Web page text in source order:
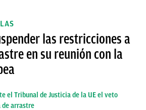
las restricciones a
en su reunión con la
el Tribunal de Justicia de la UE el veto
de arrastre